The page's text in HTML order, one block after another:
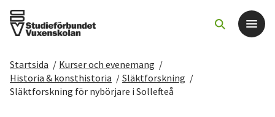
Det här gör vi
Startsida / Kurser och evenemang /
Historia & konsthistoria / Släktforskning /
Släktforskning för nybörjare i Sollefteå